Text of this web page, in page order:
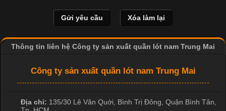
và thấm hút mồ hôi tốt. Đây cũng là loại vải được nhiều công ty
sản xuất quần lót nam lựa chọn để tạo ra các sản phẩm chất
Thông tin liên hệ Công ty sản xuất quần lót nam Trung Mai
Công ty sản xuất quần lót nam Trung Mai
Địa chỉ: 135/30 Lê Văn Quới, Bình Trị Đông, Quận Bình Tân,